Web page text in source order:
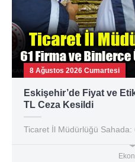
8 Ağustos 2026 Cumartesi
Eskişehir’de Fiyat ve
TL Ceza Kesildi
Ticaret İl Müdürlüğü Sahada: